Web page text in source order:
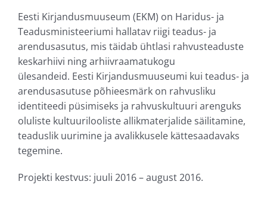
Eesti Kirjandusmuuseum (EKM) on Haridus- ja
Teadusministeeriumi hallatav riigi teadus- ja
arendusasutus, mis täidab ühtlasi rahvusteaduste
keskarhiivi ning arhiivraamatukogu
ülesandeid. Eesti Kirjandusmuuseumi kui teadus- ja
arendusasutuse põhieesmärk on rahvusliku
identiteedi püsimiseks ja rahvuskultuuri arenguks
oluliste kultuurilooliste allikmaterjalide säilitamine,
teaduslik uurimine ja avalikkusele kättesaadavaks
tegemine.
Projekti kestvus: juuli 2016 – august 2016.